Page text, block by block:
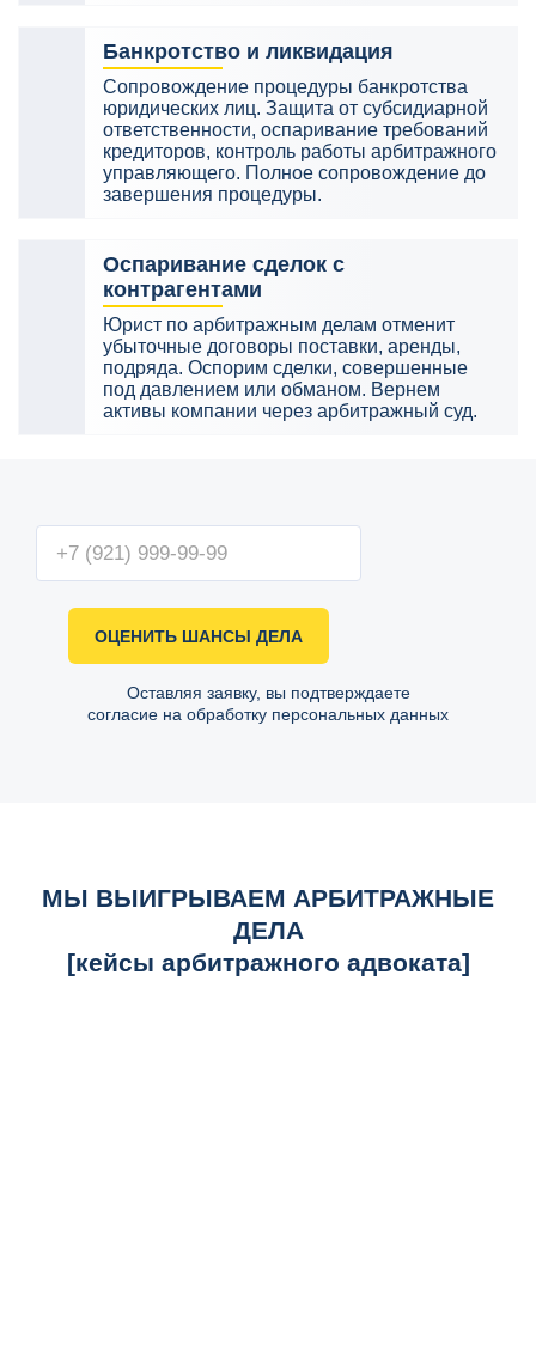
Банкротство и ликвидация
Сопровождение процедуры банкротства
юридических лиц. Защита от субсидиарной
ответственности, оспаривание требований
кредиторов, контроль работы арбитражного
управляющего. Полное сопровождение до
завершения процедуры.
Оспаривание сделок с
контрагентами
Юрист по арбитражным делам отменит
убыточные договоры поставки, аренды,
подряда. Оспорим сделки, совершенные
под давлением или обманом. Вернем
активы компании через арбитражный суд.
ОЦЕНИТЬ ШАНСЫ ДЕЛА
Оставляя заявку, вы подтверждаете
согласие на обработку персональных данных
МЫ ВЫИГРЫВАЕМ АРБИТРАЖНЫЕ
ДЕЛА
[кейсы арбитражного адвоката]